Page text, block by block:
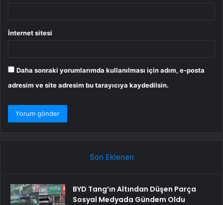
İnternet sitesi
Daha sonraki yorumlarımda kullanılması için adım, e-posta
adresim ve site adresim bu tarayıcıya kaydedilsin.
Son Eklenen
BYD Tang’ın Altından Düşen Parça
Sosyal Medyada Gündem Oldu